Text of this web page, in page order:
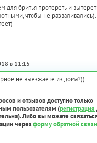
для бритья протереть и
чтобы не
в 11:15
не выезжаете из дома?))
и отзывов доступно только
пользователям (регистрация
Либо вы можете
через форму обратной связи